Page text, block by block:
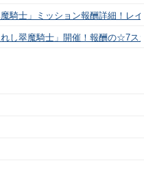
騎士」ミッション報酬詳細！レ
し翠魔騎士」開催！報酬の☆7